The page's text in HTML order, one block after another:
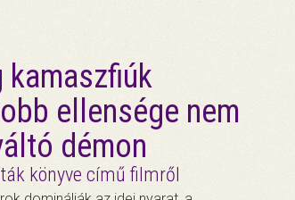
kamaszfiúk
ellensége nem
démon
könyve című filmről